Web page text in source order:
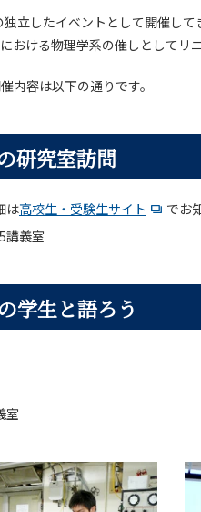
立したイベントとして開催し
おける物理学系の催しとしてリ
内容は以下の通りです。
研究室訪問
は高校生・受験生サイト
でお
講義室
学生と語ろう
室